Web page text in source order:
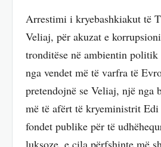
Arrestimi i kryebashkiakut të
Veliaj, për akuzat e
tronditëse në ambientin
nga vendet më të varfra të
pretendojnë se Veliaj, një nga
më të afërt të kryeministrit Edi
fondet publike për të
luksoze, e cila përfshinte më